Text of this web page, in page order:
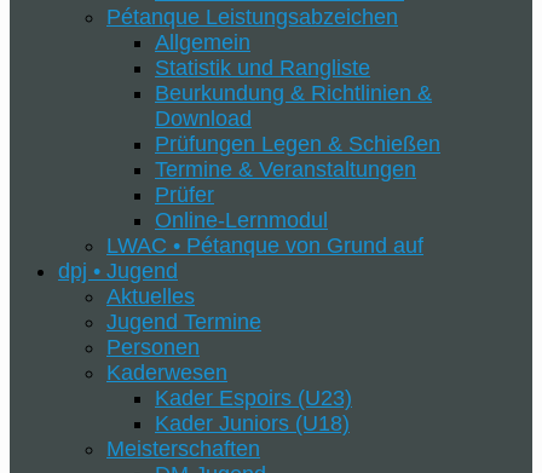
Pétanque Leistungsabzeichen
Allgemein
Statistik und Rangliste
Beurkundung & Richtlinien &
Download
Prüfungen Legen & Schießen
Termine & Veranstaltungen
Prüfer
Online-Lernmodul
LWAC • Pétanque von Grund auf
dpj • Jugend
Aktuelles
Jugend Termine
Personen
Kaderwesen
Kader Espoirs (U23)
Kader Juniors (U18)
Meisterschaften